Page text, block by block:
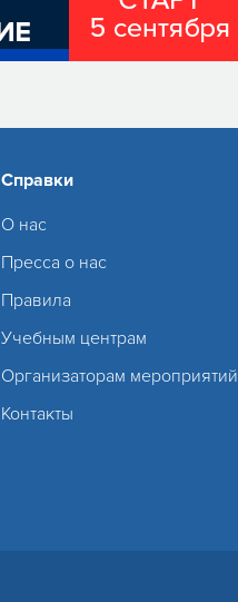
Справки
О нас
Пресса о нас
Правила
Учебным центрам
Организаторам мероприятий
Контакты